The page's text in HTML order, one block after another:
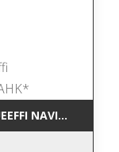
MERCEDES-BENZ GLK 220 CDI